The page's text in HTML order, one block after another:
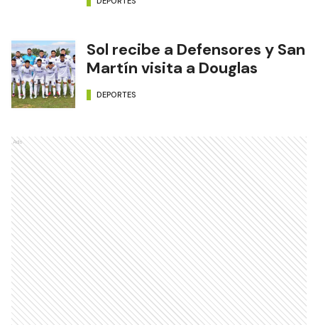
Sol recibe a Defensores y San
Martín visita a Douglas
DEPORTES
Ads